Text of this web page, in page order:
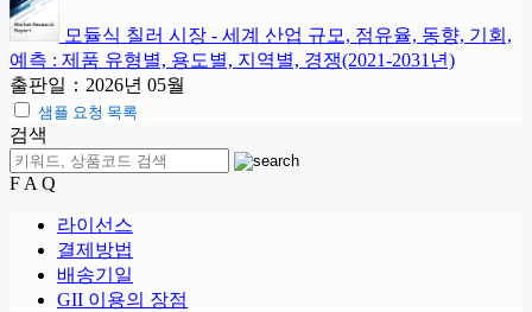
모듈식 칠러 시장 - 세계 산업 규모, 점유율, 동향, 기회,
예측 : 제품 유형별, 용도별, 지역별, 경쟁(2021-2031년)
출판일：2026년 05월
샘플 요청 목록
검색
F A Q
라이선스
결제방법
배송기일
GII 이용의 장점